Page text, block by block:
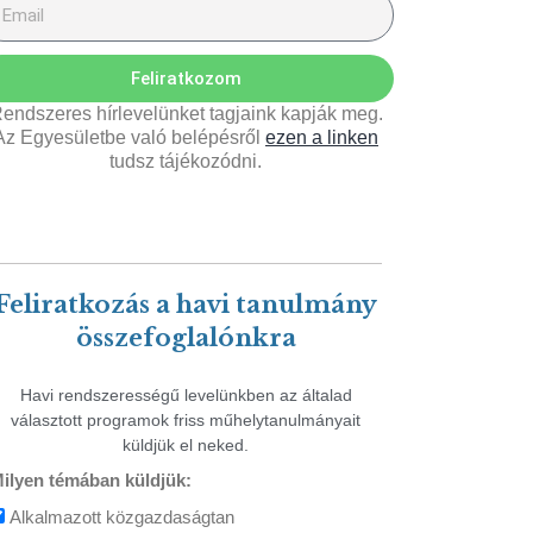
Feliratkozom
hírlevelünket tagjaink kapják meg.
Egyesületbe való belépésről ezen a linken
tudsz tájékozódni.
a havi tanulmány
összefoglalónkra
Havi rendszerességű levelünkben az általad
választott programok friss műhelytanulmányait
küldjük el neked.
témában küldjük:
Alkalmazott közgazdaságtan